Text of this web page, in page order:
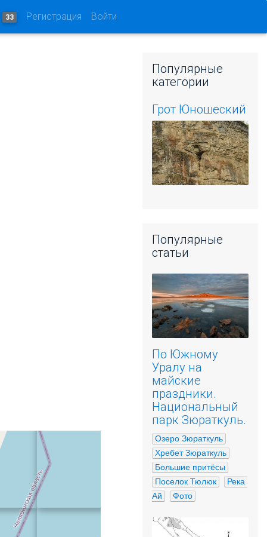
33 Регистрация Войти
Популярные
категории
Грот Юношеский
Популярные
статьи
По Южному
Уралу на
майские
праздники.
Национальный
парк Зюраткуль.
Озеро Зюраткуль
Хребет Зюраткуль
Большие притёсы
Поселок Тюлюк
Река
Ай
Фото